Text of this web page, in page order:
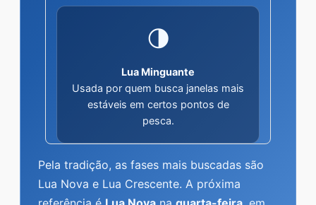
🌗
Lua Minguante
Usada por quem busca janelas mais
estáveis em certos pontos de
pesca.
Pela tradição, as fases mais buscadas são
Lua Nova e Lua Crescente. A próxima